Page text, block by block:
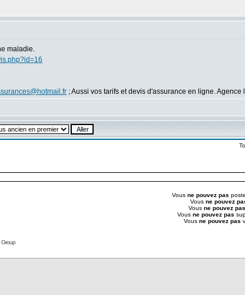
maladie.
; Aussi vos tarifs et devis d'assurance en ligne. Agence
Vous ne pouvez pas
Vous ne pouvez
Vous ne pouvez pas
Vous ne pouvez pas
Vous ne pouvez pas